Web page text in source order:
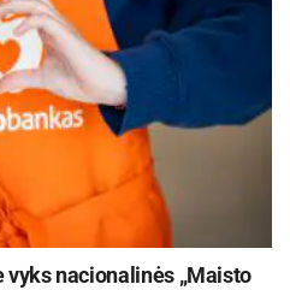
nacionalinės „Maisto